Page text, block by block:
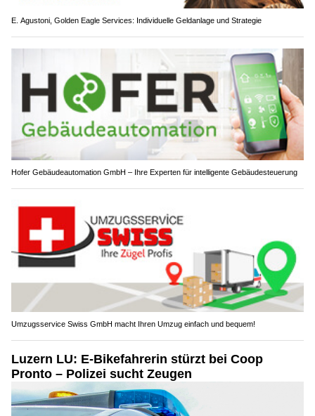
E. Agustoni, Golden Eagle Services: Individuelle Geldanlage und Strategie
Hofer Gebäudeautomation GmbH – Ihre Experten für intelligente Gebäudesteuerung
Umzugsservice Swiss GmbH macht Ihren Umzug einfach und bequem!
Luzern LU: E-Bikefahrerin stürzt bei Coop
Pronto – Polizei sucht Zeugen